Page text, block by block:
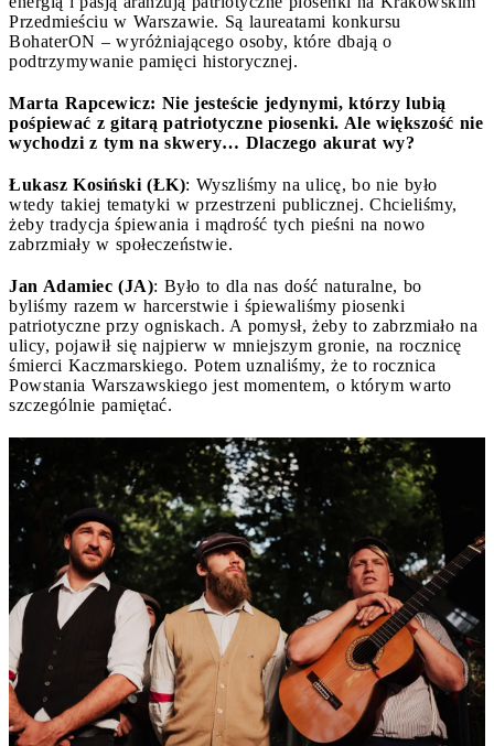
Przedmieściu w Warszawie. Są laureatami konkursu
BohaterON – wyróżniającego osoby, które dbają o
podtrzymywanie pamięci historycznej.
Marta Rapcewicz: Nie jesteście jedynymi, którzy lubią
pośpiewać z gitarą patriotyczne piosenki. Ale większość nie
wychodzi z tym na skwery… Dlaczego akurat wy?
Łukasz Kosiński (ŁK): Wyszliśmy na ulicę, bo nie było
wtedy takiej tematyki w przestrzeni publicznej. Chcieliśmy,
żeby tradycja śpiewania i mądrość tych pieśni na nowo
zabrzmiały w społeczeństwie.
Jan Adamiec (JA): Było to dla nas dość naturalne, bo
byliśmy razem w harcerstwie i śpiewaliśmy piosenki
patriotyczne przy ogniskach. A pomysł, żeby to zabrzmiało na
ulicy, pojawił się najpierw w mniejszym gronie, na rocznicę
śmierci Kaczmarskiego. Potem uznaliśmy, że to rocznica
Powstania Warszawskiego jest momentem, o którym warto
szczególnie pamiętać.